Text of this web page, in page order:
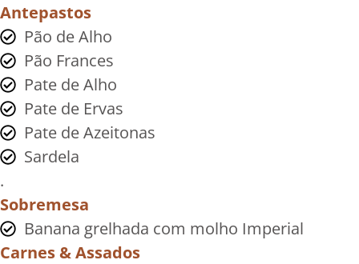
Antepastos
Pão de Alho
Pão Frances
Pate de Alho
Pate de Ervas
Pate de Azeitonas
Sardela
.
Sobremesa
Banana grelhada com molho Imperial
Carnes & Assados